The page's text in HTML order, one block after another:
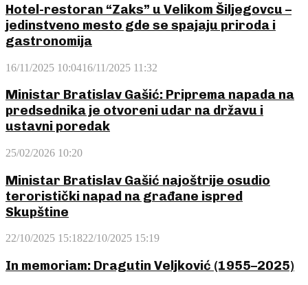
Hotel-restoran “Zaks” u Velikom Šiljegovcu –
jedinstveno mesto gde se spajaju priroda i
gastronomija
16/11/2025 10:0416/11/2025 11:32
Ministar Bratislav Gašić: Priprema napada na
predsednika je otvoreni udar na državu i
ustavni poredak
25/02/2026 10:20
Ministar Bratislav Gašić najoštrije osudio
teroristički napad na građane ispred
Skupštine
22/10/2025 15:1822/10/2025 15:19
In memoriam: Dragutin Veljković (1955–2025)